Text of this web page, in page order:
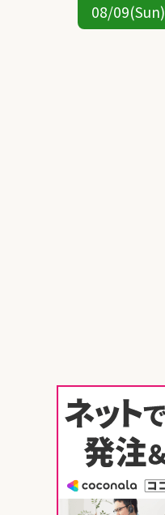
08/09(Sun)